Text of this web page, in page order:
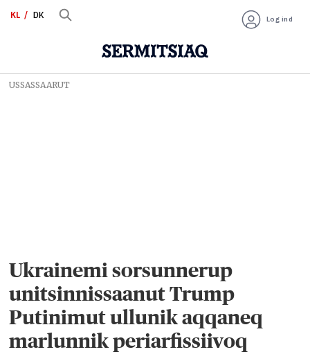
KL DK Log ind
USSASSAARUT
Ukrainemi sorsunnerup
unitsinnissaanut Trump
Putinimut ullunik aqqaneq
marlunnik periarfissiivoq